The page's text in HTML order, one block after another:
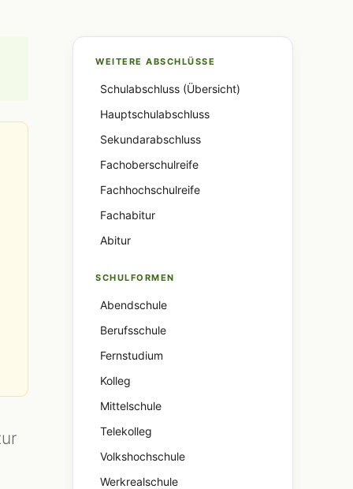
WEITERE ABSCHLÜSSE
Schulabschluss (Übersicht)
Hauptschulabschluss
Sekundarabschluss
Fachoberschulreife
Fachhochschulreife
Fachabitur
Abitur
SCHULFORMEN
Abendschule
Berufsschule
Fernstudium
Kolleg
Mittelschule
Telekolleg
Volkshochschule
Werkrealschule